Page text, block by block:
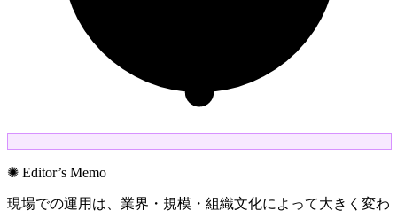
✺ Editor’s Memo
現場での運用は、業界・規模・組織文化によって大きく変わ